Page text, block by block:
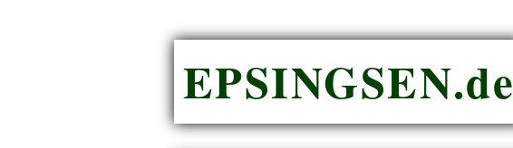
EPSINGSEN.de